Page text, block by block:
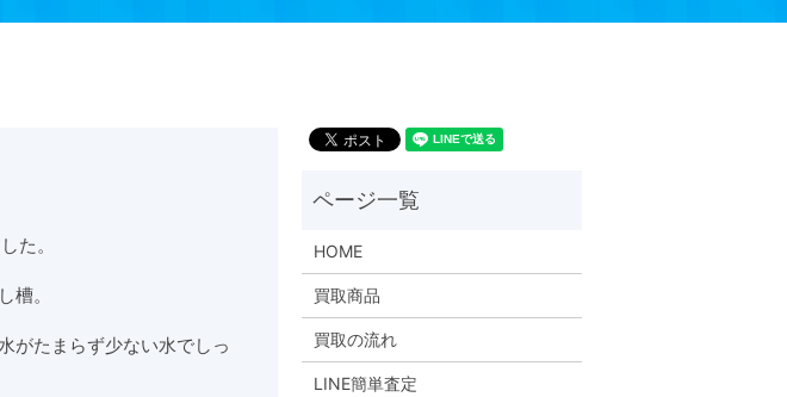
た。
槽。
がたまらず少ない水でしっ
HOME
買取商品
買取の流れ
LINE簡単査定